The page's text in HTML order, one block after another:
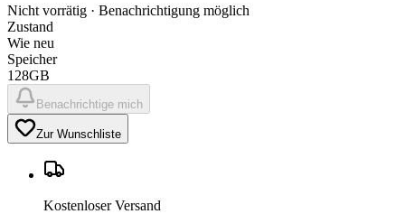
Nicht vorrätig · Benachrichtigung möglich
Zustand
Wie neu
Speicher
128GB
Benachrichtige mich
Zur Wunschliste
Kostenloser Versand